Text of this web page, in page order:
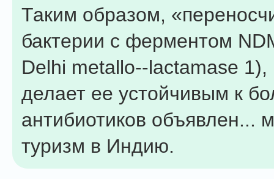
Таким образом,
бактерии с ферментом
Delhi metallo--lactamase 1),
делает ее устойчивым к
антибиотиков объявлен...
туризм в Индию.